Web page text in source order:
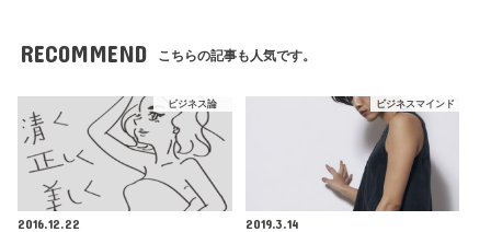
RECOMMEND こちらの記事も人気です。
ビジネス論
2016.12.22
ビジネスマインド
2019.3.14